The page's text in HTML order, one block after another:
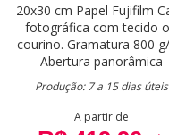
20x30 cm Papel Fujifilm
fotográfica com tecido
courino. Gramatura 800
Abertura panorâmica
Produção: 7 a 15 dias úteis
A partir de